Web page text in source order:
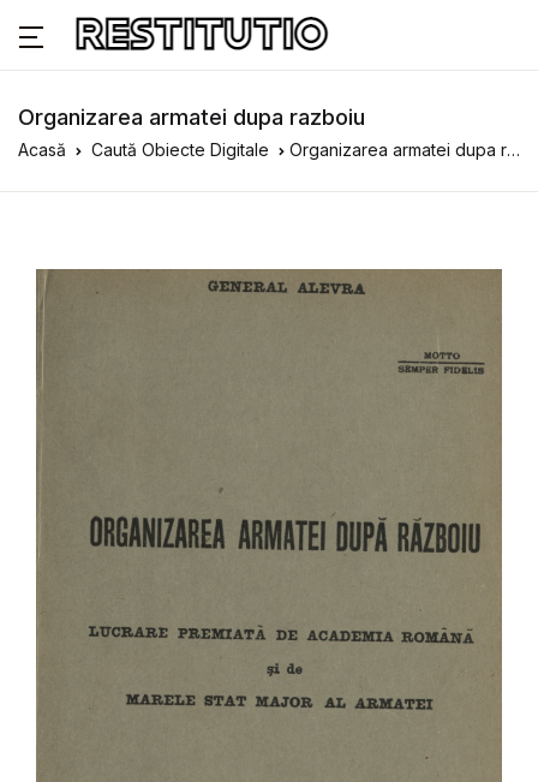
Organizarea armatei dupa razboiu
Acasă Caută Obiecte Digitale Organizarea armatei dupa razboiu